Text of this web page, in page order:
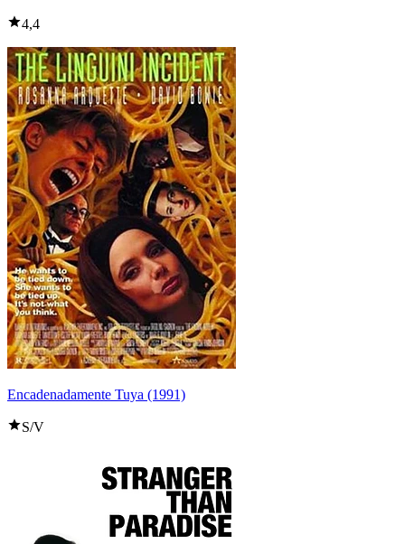
4,4
Encadenadamente Tuya (1991)
S/V